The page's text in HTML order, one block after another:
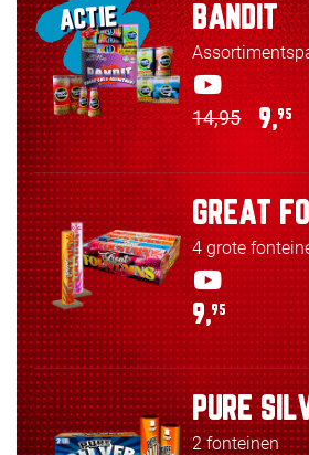
ACTIE BANDIT
14,95 9,95
GREAT
4 grote
9,95
PURE
2 fonteinen